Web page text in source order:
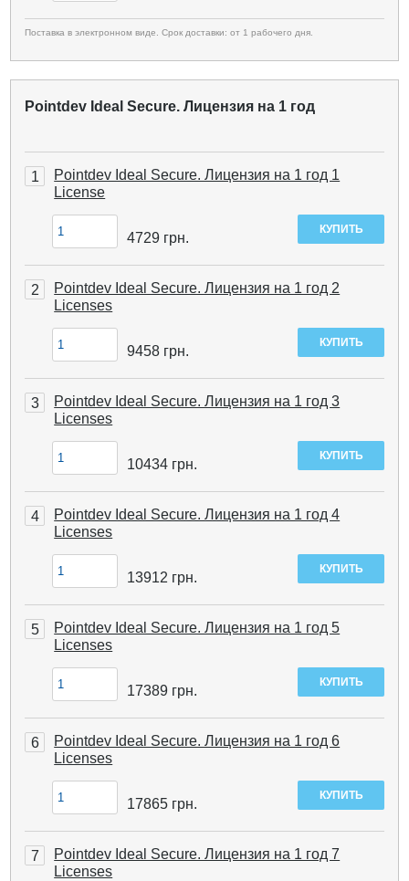
Поставка в электронном виде. Срок доставки: от 1 рабочего дня.
Pointdev Ideal Secure. Лицензия на 1 год
1
Pointdev Ideal Secure. Лицензия на 1 год 1
License
4729 грн.
2
Pointdev Ideal Secure. Лицензия на 1 год 2
Licenses
9458 грн.
3
Pointdev Ideal Secure. Лицензия на 1 год 3
Licenses
10434 грн.
4
Pointdev Ideal Secure. Лицензия на 1 год 4
Licenses
13912 грн.
5
Pointdev Ideal Secure. Лицензия на 1 год 5
Licenses
17389 грн.
6
Pointdev Ideal Secure. Лицензия на 1 год 6
Licenses
17865 грн.
7
Pointdev Ideal Secure. Лицензия на 1 год 7
Licenses